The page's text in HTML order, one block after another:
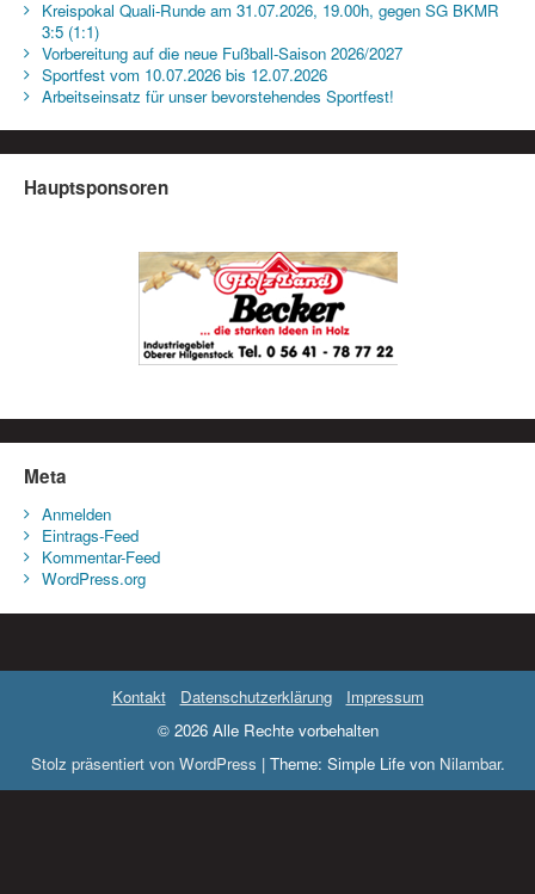
Kreispokal Quali-Runde am 31.07.2026, 19.00h, gegen SG BKMR
3:5 (1:1)
Vorbereitung auf die neue Fußball-Saison 2026/2027
Sportfest vom 10.07.2026 bis 12.07.2026
Arbeitseinsatz für unser bevorstehendes Sportfest!
Hauptsponsoren
Meta
Anmelden
Eintrags-Feed
Kommentar-Feed
WordPress.org
Kontakt Datenschutzerklärung
Impressum
© 2026 Alle Rechte vorbehalten
Stolz präsentiert von WordPress | Theme: Simple Life von Nilambar.